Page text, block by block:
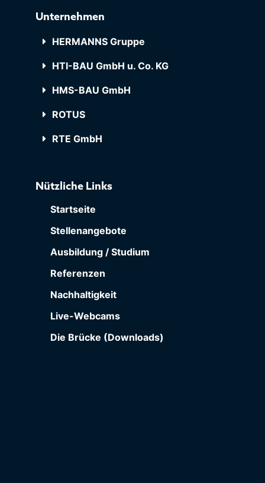
Unternehmen
HERMANNS Gruppe
HTI-BAU GmbH u. Co. KG
HMS-BAU GmbH
ROTUS
RTE GmbH
Nützliche Links
Startseite
Stellenangebote
Ausbildung / Studium
Referenzen
Nachhaltigkeit
Live-Webcams
Die Brücke (Downloads)